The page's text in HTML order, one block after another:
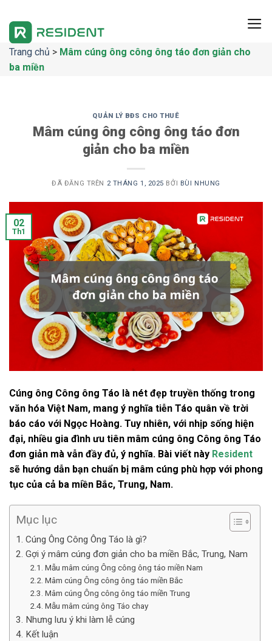
đến
nội
dungTrang chủ > Mâm cúng ông công ông táo đơn giản cho
ba miền
QUẢN LÝ BĐS CHO THUÊ
Mâm cúng ông công ông táo đơn
giản cho ba miền
ĐÃ ĐĂNG TRÊN 2 THÁNG 1, 2025 BỞI BÙI NHUNG
02
Th1
Cúng ông Công ông Táo là nét đẹp truyền thống trong
văn hóa Việt Nam, mang ý nghĩa tiễn Táo quân về trời
báo cáo với Ngọc Hoàng. Tuy nhiên, với nhịp sống hiện
đại, nhiều gia đình ưu tiên mâm cúng ông Công ông Táo
đơn giản mà vẫn đầy đủ, ý nghĩa. Bài viết này Resident
sẽ hướng dẫn bạn chuẩn bị mâm cúng phù hợp với phong
tục của cả ba miền Bắc, Trung, Nam.
Mục lục
1. Cúng Ông Công Ông Táo là gì?
2. Gợi ý mâm cúng đơn giản cho ba miền Bắc, Trung, Nam
2.1. Mẫu mâm cúng Ông công ông táo miền Nam
2.2. Mâm cúng Ông công ông táo miền Bắc
2.3. Mâm cúng Ông công ông táo miền Trung
2.4. Mẫu mâm cúng ông Táo chay
3. Nhưng lưu ý khi làm lễ cúng
4. Kết luận